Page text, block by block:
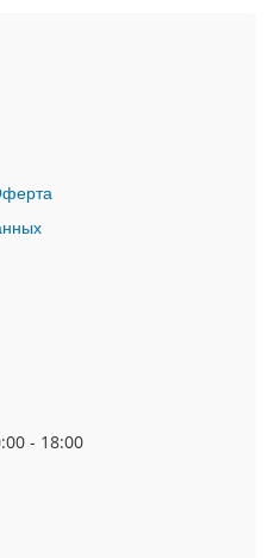
- 18:00